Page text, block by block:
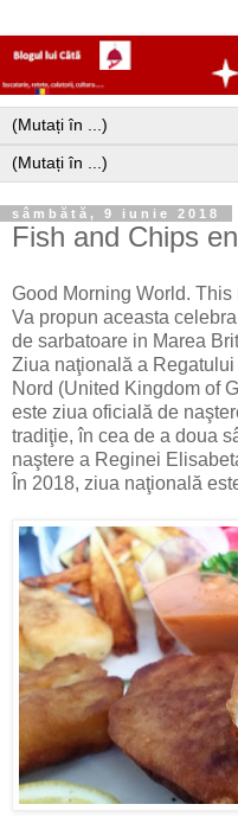
sâmbătă, 9 iunie 2018
Fish and Chips
Good Morning World.
Va propun aceasta
de sarbatoare in Marea
Ziua naţională a
Nord (United Kingdom of
este ziua oficială de
tradiţie, în cea de a doua
naştere a Reginei
În 2018, ziua naţională